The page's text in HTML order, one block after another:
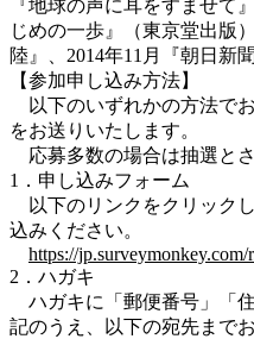
『地球の声に耳をすませて
じめの一歩』（東京堂出版
陸』、2014年11月『朝日新
【参加申し込み方法】
以下のいずれかの方法で
をお送りいたします。
応募多数の場合は抽選とさ
1．申し込みフォーム
以下のリンクをクリック
込みください。
https://jp.surveymonkey.com/
2．ハガキ
ハガキに「郵便番号」「
記のうえ、以下の宛先まで